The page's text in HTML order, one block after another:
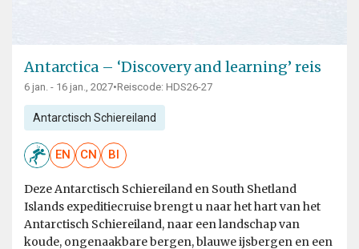
Antarctica – ‘Discovery and learning’ reis
6 jan. - 16 jan., 2027•Reiscode: HDS26-27
Antarctisch Schiereiland
EN CN BI
Deze Antarctisch Schiereiland en South Shetland
Islands expeditiecruise brengt u naar het hart van het
Antarctisch Schiereiland, naar een landschap van
koude, ongenaakbare bergen, blauwe ijsbergen en een